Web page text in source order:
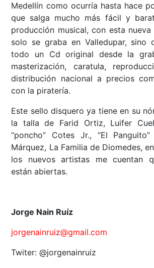
Medellín como ocurría hasta hace
que salga mucho más fácil y
producción musical, con esta
solo se graba en Valledupar, sino
todo un Cd original desde la
masterización, caratula,
distribución nacional a precios
con la piratería.
Este sello disquero ya tiene en su
la talla de Farid Ortiz, Luifer
“poncho” Cotes Jr., “El
Márquez, La Familia de Diomedes,
los nuevos artistas me cuentan
están abiertas.
Jorge Nain Ruíz
jorgenainruiz@gmail.com
Twiter: @jorgenainruiz